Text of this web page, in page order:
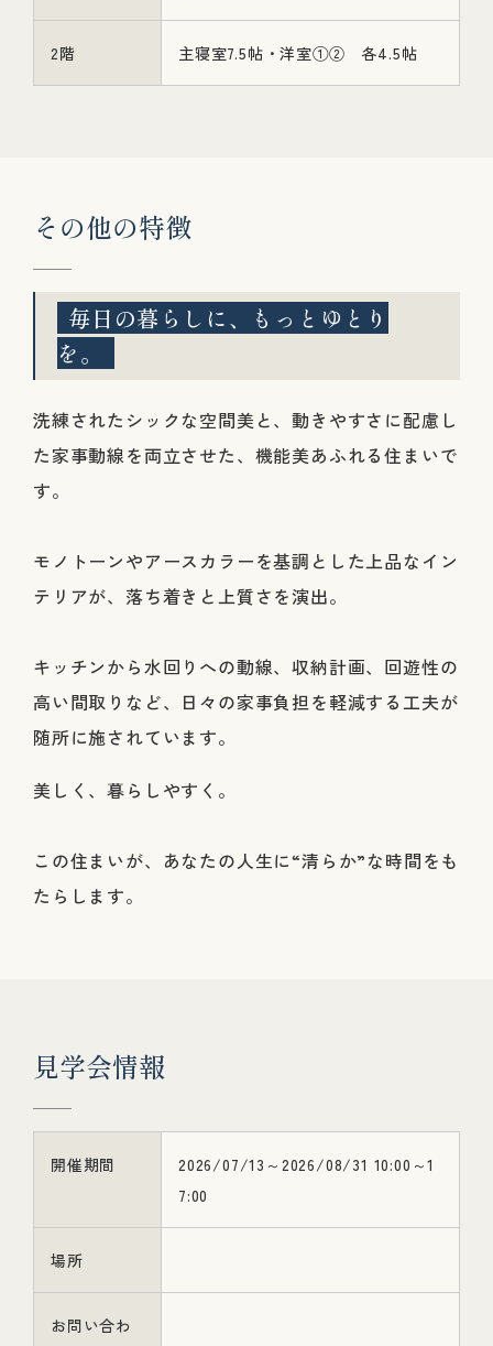
2階 主寝室7.5帖・洋室①② 各4.5帖
その他の特徴
毎日の暮らしに、もっとゆとり
を。
洗練されたシックな空間美と、動きやすさに配慮し
た家事動線を両立させた、機能美あふれる住まいで
す。
モノトーンやアースカラーを基調とした上品なイン
テリアが、落ち着きと上質さを演出。
キッチンから水回りへの動線、収納計画、回遊性の
高い間取りなど、日々の家事負担を軽減する工夫が
随所に施されています。
美しく、暮らしやすく。
この住まいが、あなたの人生に“清らか”な時間をも
たらします。
見学会情報
開催期間
2026/07/13～2026/08/31 10:00～1
7:00
場所
お問い合わ